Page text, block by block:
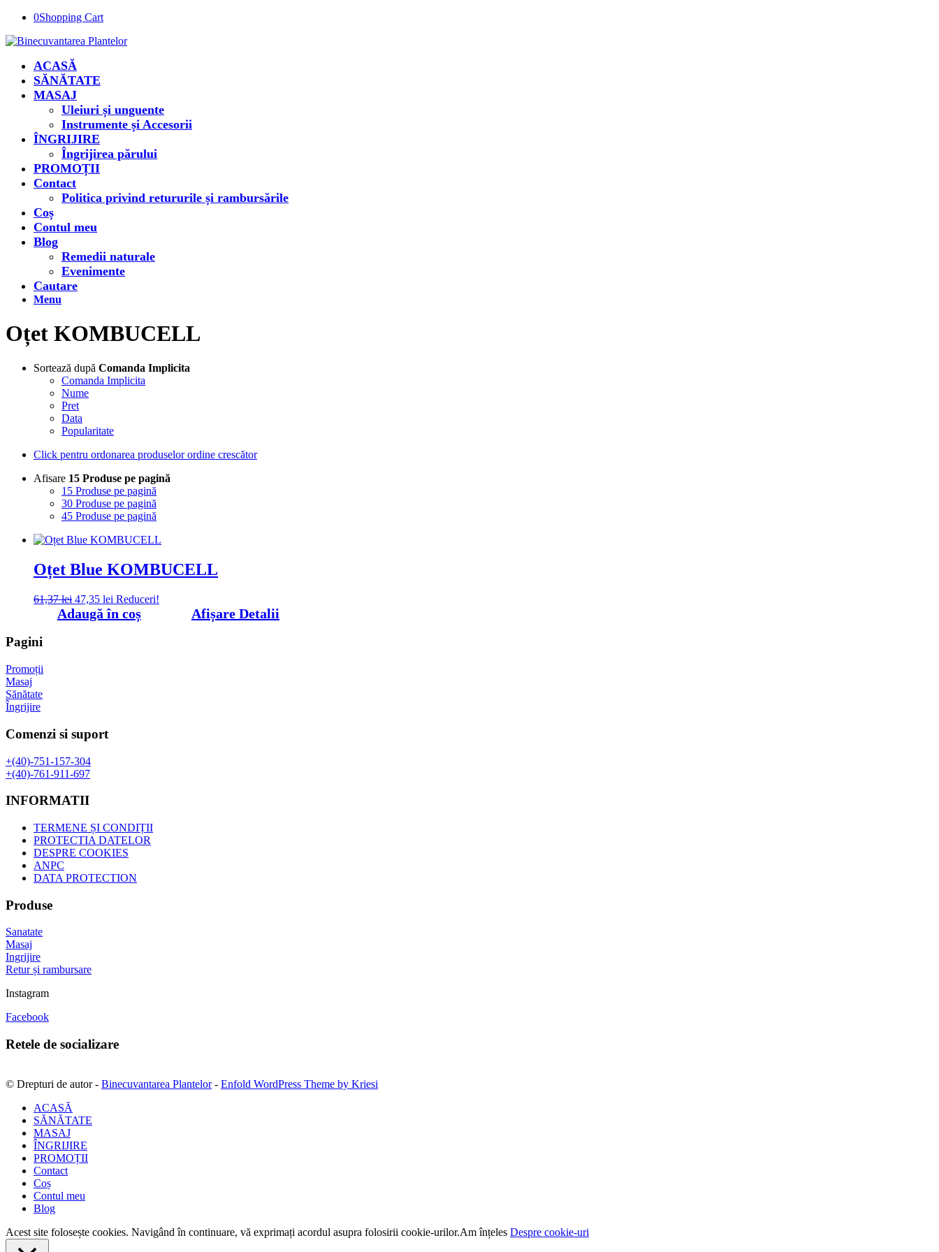
0Shopping Cart
ACASĂ
SĂNĂTATE
MASAJ
Uleiuri și unguente
Instrumente și Accesorii
ÎNGRIJIRE
Îngrijirea părului
PROMOȚII
Contact
Politica privind retururile și rambursările
Coș
Contul meu
Blog
Remedii naturale
Evenimente
Cautare
Menu
Oțet KOMBUCELL
Sortează după Comanda Implicita
Comanda Implicita
Nume
Pret
Data
Popularitate
Click pentru ordonarea produselor ordine crescător
Afisare 15 Produse pe pagină
15 Produse pe pagină
30 Produse pe pagină
45 Produse pe pagină
Oțet Blue KOMBUCELL
61,37lei Prețul
inițial
a
47,35 lei Prețul
curent
este:
Reduceri!
Adaugă în coș Afișare Detalii
Pagini
Promoții
Masaj
Sănătate
Îngrijire
Comenzi si suport
+(40)-751-157-304
+(40)-761-911-697
INFORMATII
TERMENE ȘI CONDIȚII
PROTECTIA DATELOR
DESPRE COOKIES
ANPC
DATA PROTECTION
Produse
Sanatate
Masaj
Ingrijire
Retur și rambursare
Instagram
Facebook
Retele de socializare
© Drepturi de autor - Binecuvantarea Plantelor- Enfold WordPress Theme by Kriesi
ACASĂ
SĂNĂTATE
MASAJ
ÎNGRIJIRE
PROMOȚII
Contact
Coș
Contul meu
Blog
Acest site folosește cookies. Navigând în continuare, vă exprimați acordul asupra folosirii cookie-urilor.Am înțeles Despre cookie-uri